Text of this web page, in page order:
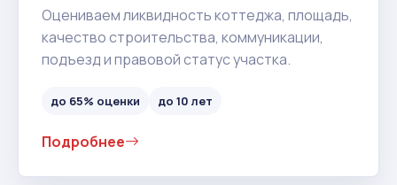
Оцениваем ликвидность коттеджа, площадь,
качество строительства, коммуникации,
подъезд и правовой статус участка.
до 65% оценки до 10 лет
Подробнее